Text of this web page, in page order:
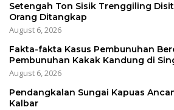
Setengah Ton Sisik Trenggiling
Orang Ditangkap
August 6, 2026
Fakta-fakta Kasus Pembunuhan
Pembunuhan Kakak Kandung di
August 6, 2026
Pendangkalan Sungai Kapuas
Kalbar